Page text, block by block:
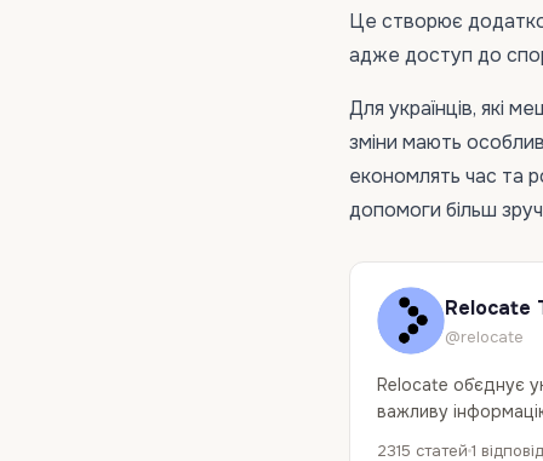
Це створює
адже доступ до
Для українців, які
зміни мають
економлять час та
допомоги більш
Relocate
@relocate
Relocate об`єднує
важливу
2315 статей 1